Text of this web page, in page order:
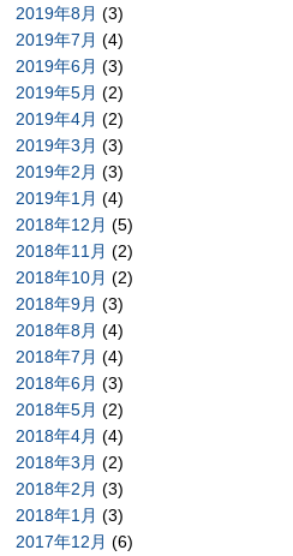
2019年8月 (3)
2019年7月 (4)
2019年6月 (3)
2019年5月 (2)
2019年4月 (2)
2019年3月 (3)
2019年2月 (3)
2019年1月 (4)
2018年12月 (5)
2018年11月 (2)
2018年10月 (2)
2018年9月 (3)
2018年8月 (4)
2018年7月 (4)
2018年6月 (3)
2018年5月 (2)
2018年4月 (4)
2018年3月 (2)
2018年2月 (3)
2018年1月 (3)
2017年12月 (6)